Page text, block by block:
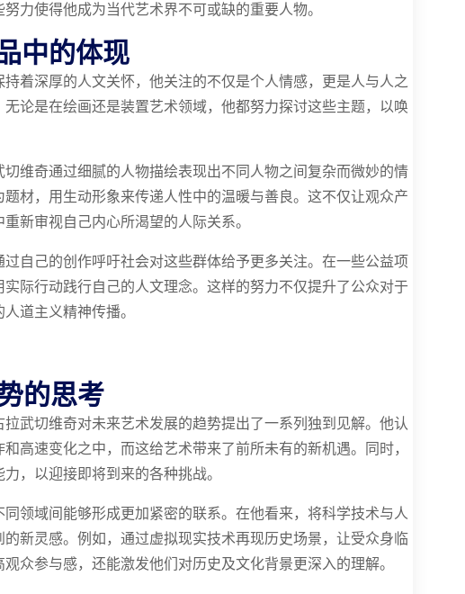
力使得他成为当代艺术界不可或缺的重要人物。
中的体现
着深厚的人文关怀，他关注的不仅是个人情感，更是人与人之
论是在绘画还是装置艺术领域，他都努力探讨这些主题，以唤
维奇通过细腻的人物描绘表现出不同人物之间复杂而微妙的情
材，用生动形象来传递人性中的温暖与善良。这不仅让观众产
新审视自己内心所渴望的人际关系。
自己的创作呼吁社会对这些群体给予更多关注。在一些公益项
际行动践行自己的人文理念。这样的努力不仅提升了公众对于
道主义精神传播。
的思考
武切维奇对未来艺术发展的趋势提出了一系列独到见解。他认
高速变化之中，而这给艺术带来了前所未有的新机遇。同时，
，以迎接即将到来的各种挑战。
领域间能够形成更加紧密的联系。在他看来，将科学技术与人
新灵感。例如，通过虚拟现实技术再现历史场景，让受众身临
众参与感，还能激发他们对历史及文化背景更深入的理解。